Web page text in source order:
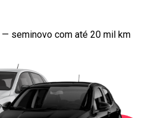
— seminovo com até 20 mil km